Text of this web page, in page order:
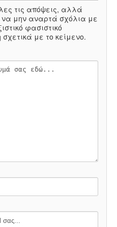
τις απόψεις, αλλά
να μην αναρτά σχόλια με
φασιστικό
με το κείμενο.